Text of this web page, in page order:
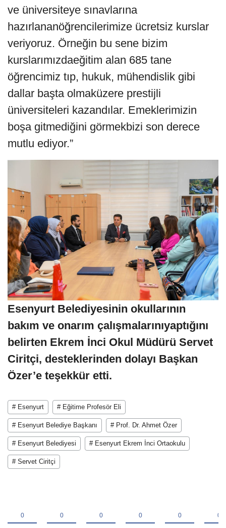
ve üniversiteye sınavlarına
hazırlananöğrencilerimize ücretsiz kurslar
veriyoruz. Örneğin bu sene bizim
kurslarımızdaeğitim alan 685 tane
öğrencimiz tıp, hukuk, mühendislik gibi
dallar başta olmaküzere prestijli
üniversiteleri kazandılar. Emeklerimizin
boşa gitmediğini görmekbizi son derece
mutlu ediyor.”
Esenyurt Belediyesinin okullarının
bakım ve onarım çalışmalarınıyaptığını
belirten Ekrem İnci Okul Müdürü Servet
Ciritçi, desteklerinden dolayı Başkan
Özer’e teşekkür etti.
# Esenyurt # Eğitime Profesör Eli
# Esenyurt Belediye Başkanı # Prof. Dr. Ahmet Özer
# Esenyurt Belediyesi # Esenyurt Ekrem İnci Ortaokulu
# Servet Ciritçi